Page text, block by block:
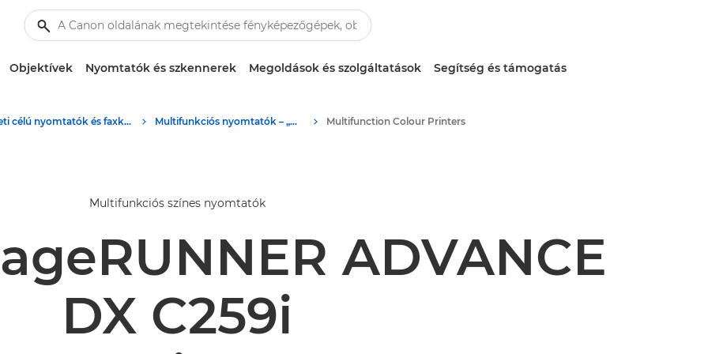
Objektívek Nyomtatók és szkennerek Megoldások és szolgáltatások Segítség és támogatás
Üzleti célú nyomtatók és faxkészülékek Multifunkciós nyomtatók – „minden az egyben” nyomtatók Multifunction Colour Printers
Multifunkciós színes nyomtatók
ADVANCE
DX C259i